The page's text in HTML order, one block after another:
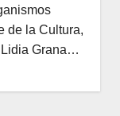
de la Cultura,
Lidia Grana…